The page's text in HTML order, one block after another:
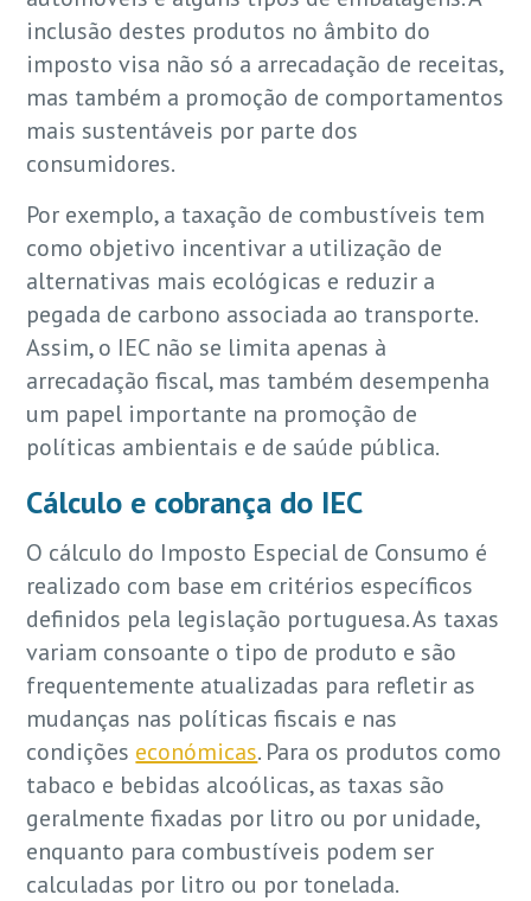
inclusão destes produtos no âmbito do
imposto visa não só a arrecadação de receitas,
mas também a promoção de comportamentos
mais sustentáveis por parte dos
consumidores.
Por exemplo, a taxação de combustíveis tem
como objetivo incentivar a utilização de
alternativas mais ecológicas e reduzir a
pegada de carbono associada ao transporte.
Assim, o IEC não se limita apenas à
arrecadação fiscal, mas também desempenha
um papel importante na promoção de
políticas ambientais e de saúde pública.
Cálculo e cobrança do IEC
O cálculo do Imposto Especial de Consumo é
realizado com base em critérios específicos
definidos pela legislação portuguesa. As taxas
variam consoante o tipo de produto e são
frequentemente atualizadas para refletir as
mudanças nas políticas fiscais e nas
condições económicas. Para os produtos como
tabaco e bebidas alcoólicas, as taxas são
geralmente fixadas por litro ou por unidade,
enquanto para combustíveis podem ser
calculadas por litro ou por tonelada.